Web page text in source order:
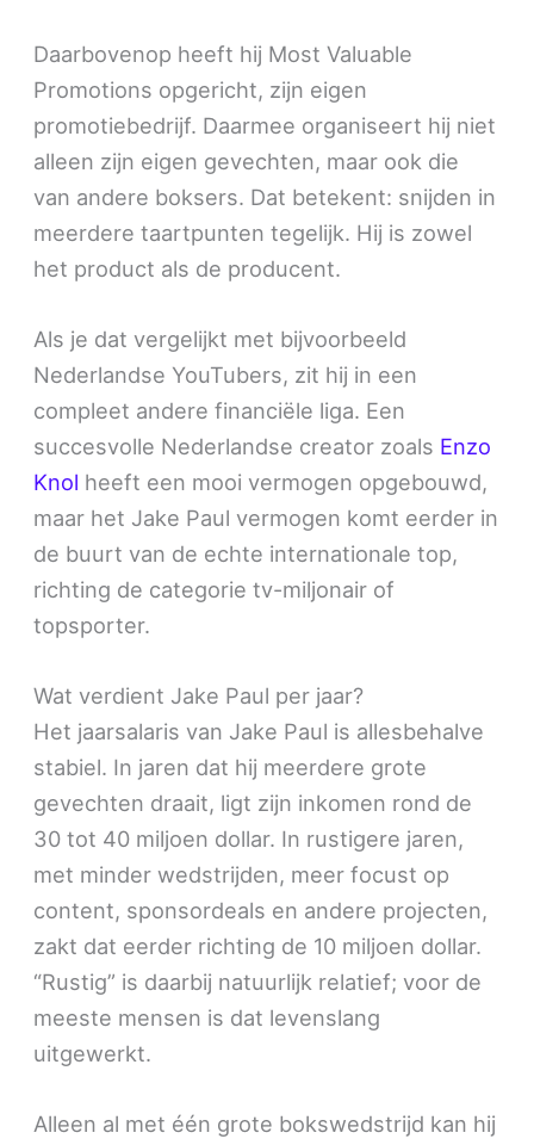
Daarbovenop heeft hij Most Valuable
Promotions opgericht, zijn eigen
promotiebedrijf. Daarmee organiseert hij niet
alleen zijn eigen gevechten, maar ook die
van andere boksers. Dat betekent: snijden in
meerdere taartpunten tegelijk. Hij is zowel
het product als de producent.
Als je dat vergelijkt met bijvoorbeeld
Nederlandse YouTubers, zit hij in een
compleet andere financiële liga. Een
succesvolle Nederlandse creator zoals Enzo
Knol heeft een mooi vermogen opgebouwd,
maar het Jake Paul vermogen komt eerder in
de buurt van de echte internationale top,
richting de categorie tv-miljonair of
topsporter.
Wat verdient Jake Paul per jaar?
Het jaarsalaris van Jake Paul is allesbehalve
stabiel. In jaren dat hij meerdere grote
gevechten draait, ligt zijn inkomen rond de
30 tot 40 miljoen dollar. In rustigere jaren,
met minder wedstrijden, meer focust op
content, sponsordeals en andere projecten,
zakt dat eerder richting de 10 miljoen dollar.
“Rustig” is daarbij natuurlijk relatief; voor de
meeste mensen is dat levenslang
uitgewerkt.
Alleen al met één grote bokswedstrijd kan hij